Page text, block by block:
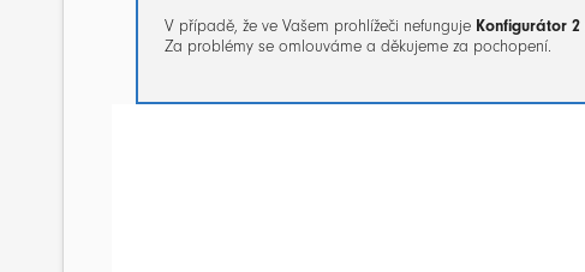
V případě, že ve Vašem prohlížeči nefunguje Konfigurátor 2
Za problémy se omlouváme a děkujeme za pochopení.